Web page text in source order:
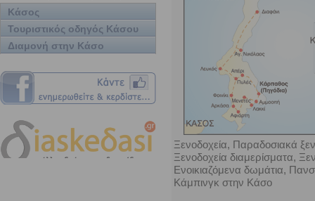
Κάσος
Τουριστικός οδηγός Κάσου
Διαμονή στην Κάσο
Ξενοδοχεία, Παραδοσιακά
Ξενοδοχεία διαμερίσματα,
Ενοικιαζόμενα δωμάτια,
Κάμπινγκ στην Κάσο